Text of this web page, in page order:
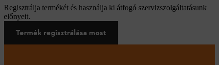
Regisztrálja termékét és használja ki átfogó szervizszolgáltatásunk
előnyeit.
Termék regisztrálása most